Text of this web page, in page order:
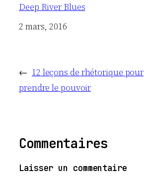
Deep River Blues
Date
2 mars, 2016
← 12 leçons de rhétorique pour
prendre le pouvoir
Commentaires
Laisser un commentaire